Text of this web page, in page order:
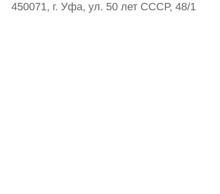
450071, г. Уфа, ул. 50 лет СССР, 48/1